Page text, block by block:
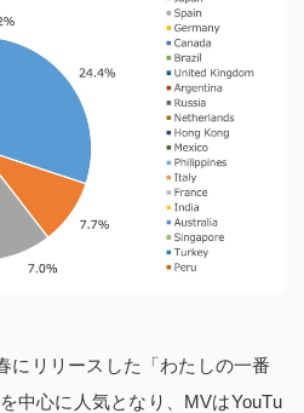
にリリースした「わたしの一番
中心に人気となり、MVはYouTu